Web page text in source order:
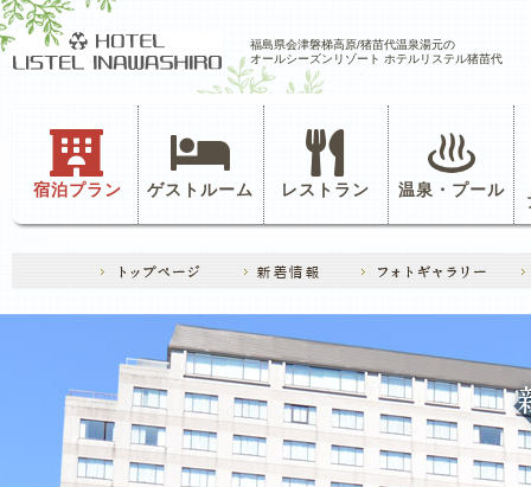
福島県会津磐梯高原/猪苗代温泉湯元の
オールシーズンリゾート ホテルリステル猪苗代
宿泊プラン ゲストルーム レストラン 温泉・プール